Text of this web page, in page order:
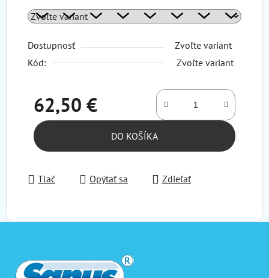
Dostupnosť
Zvoľte variant
Kód:
Zvoľte variant
62,50 €
Jednotková cena:
DO KOŠÍKA
Tlač Opýtať sa Zdieľať